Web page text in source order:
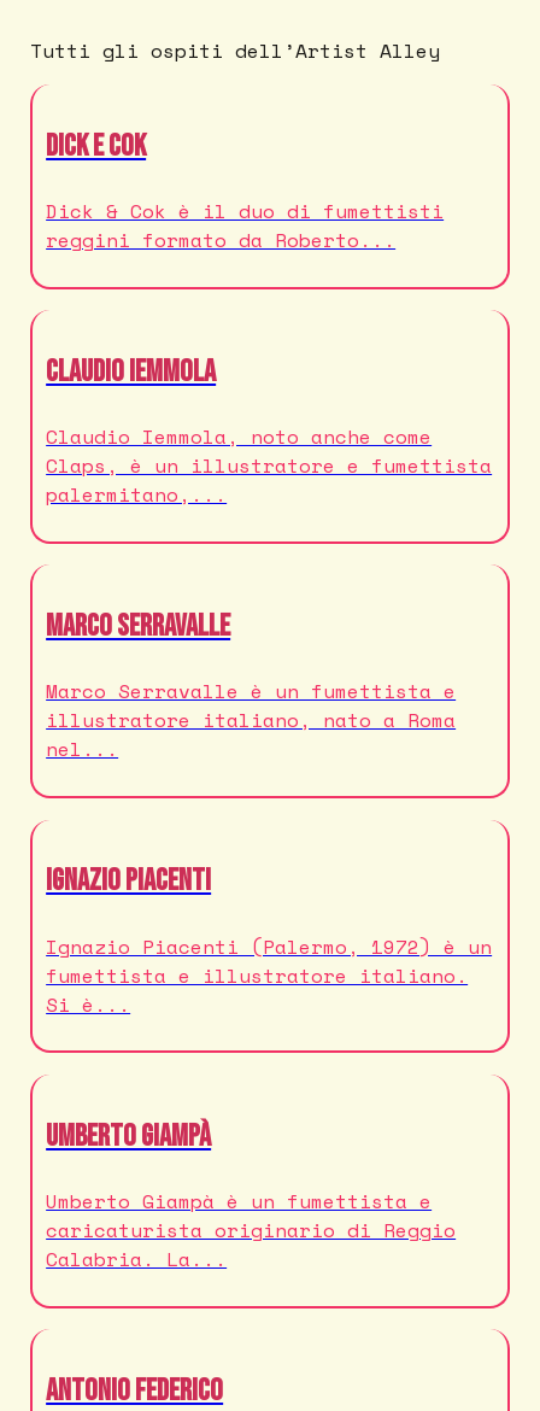
Tutti gli ospiti dell’Artist Alley
Dick e Cok
Dick & Cok è il duo di fumettisti
reggini formato da Roberto...
Claudio Iemmola
Claudio Iemmola, noto anche come
Claps, è un illustratore e fumettista
palermitano,...
Marco Serravalle
Marco Serravalle è un fumettista e
illustratore italiano, nato a Roma
nel...
Ignazio Piacenti
Ignazio Piacenti (Palermo, 1972) è un
fumettista e illustratore italiano.
Si è...
Umberto Giampà
Umberto Giampà è un fumettista e
caricaturista originario di Reggio
Calabria. La...
Antonio Federico